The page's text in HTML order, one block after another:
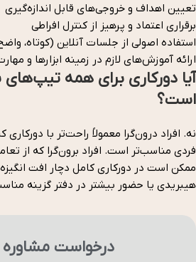
تعیین اهداف و خروجی‌های قابل اندازه‌گیری
برقراری اعتماد و پرهیز از کنترل افراطی
استفاده اصولی از جلسات آنلاین (کوتاه،
ارائه آموزش‌های لازم در زمینه ابزارها و
آیا دورکاری برای همه
است؟
نه. افراد درون‌گرا معمولاً راحت‌تر با دورکاری
فردی مناسب‌تر است. افراد برون‌گرا که از
ممکن است در دورکاری کامل دچار افت
هیبریدی یا حضور بیشتر در دفتر گزینه
درخواست مشاوره